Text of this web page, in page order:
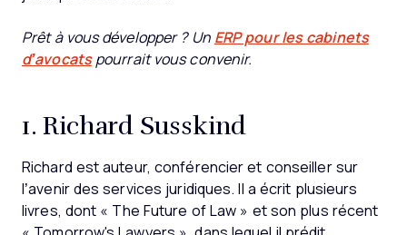
Prêt à vous développer ? Un ERP pour les cabinets
d’avocatspourrait vous convenir.
1. Richard Susskind
Richard est auteur, conférencier et conseiller sur
l’avenir des services juridiques. Il a écrit plusieurs
livres, dont « The Future of Law » et son plus récent